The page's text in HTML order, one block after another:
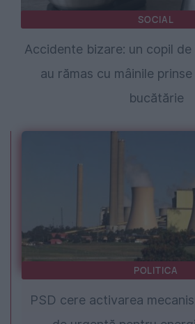
SOCIAL
Accidente bizare: un copil
au rămas cu mâinile
bucătărie
POLITICA
PSD cere activarea